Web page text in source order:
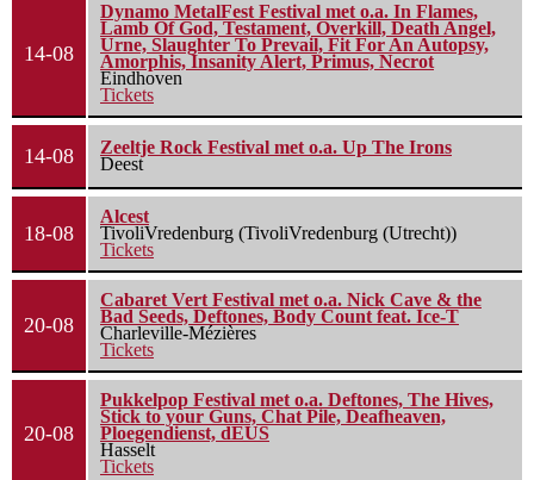
14-08
Dynamo MetalFest Festival met o.a. In Flames,
Lamb Of God, Testament, Overkill, Death Angel,
Urne, Slaughter To Prevail, Fit For An Autopsy,
Amorphis, Insanity Alert, Primus, Necrot
Eindhoven
Tickets
14-08
Zeeltje Rock Festival met o.a. Up The Irons
Deest
18-08
Alcest
TivoliVredenburg (TivoliVredenburg (Utrecht))
Tickets
20-08
Cabaret Vert Festival met o.a. Nick Cave & the
Bad Seeds, Deftones, Body Count feat. Ice-T
Charleville-Mézières
Tickets
20-08
Pukkelpop Festival met o.a. Deftones, The Hives,
Stick to your Guns, Chat Pile, Deafheaven,
Ploegendienst, dEUS
Hasselt
Tickets